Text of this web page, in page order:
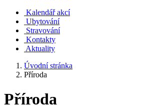
Kalendář akcí
Ubytování
Stravování
Kontakty
Aktuality
Úvodní stránka
Příroda
Příroda